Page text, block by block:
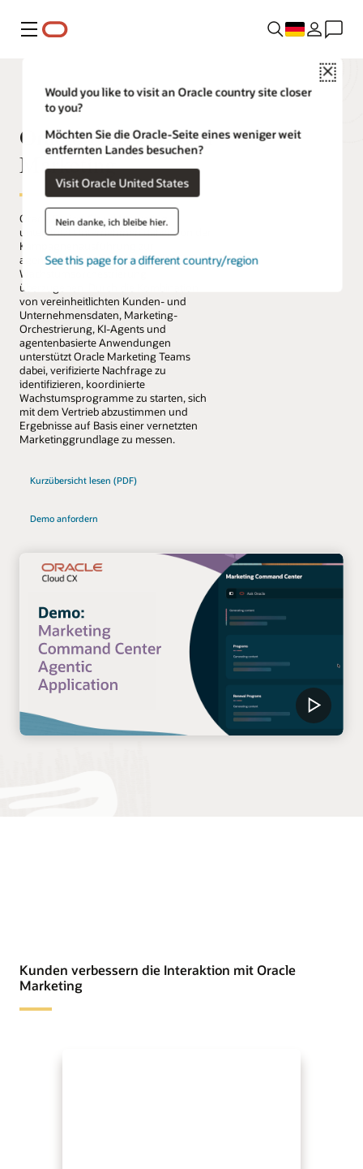
Menü
Close
Would you like to visit an Oracle country site closer
to you?
Möchten Sie die Oracle-Seite eines weniger weit
entfernten Landes besuchen?
Visit Oracle United States
Nein danke, ich bleibe hier.
See this page for a different country/region
Oracle Fusion Cloud
Marketing
Oracle Fusion Cloud Marketing
unterstützt Unternehmen dabei, von der
Kampagnenausführung zur
agentenbasierten
Wachstumsorchestrierung
überzugehen. Durch die Kombination
von vereinheitlichten Kunden- und
Unternehmensdaten, Marketing-
Orchestrierung, KI-Agents und
agentenbasierte Anwendungen
unterstützt Oracle Marketing Teams
dabei, verifizierte Nachfrage zu
identifizieren, koordinierte
Wachstumsprogramme zu starten, sich
mit dem Vertrieb abzustimmen und
Ergebnisse auf Basis einer vernetzten
Marketinggrundlage zu messen.
Kurzübersicht lesen (PDF)
Demo anfordern
Kunden verbessern die Interaktion mit Oracle
Marketing